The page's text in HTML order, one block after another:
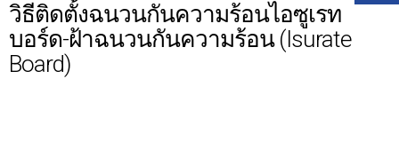
วิธีติดตั้งฉนวนกันความร้อนไอซูเรท
บอร์ด-ฝ้าฉนวนกันความร้อน (Isurate
Board)